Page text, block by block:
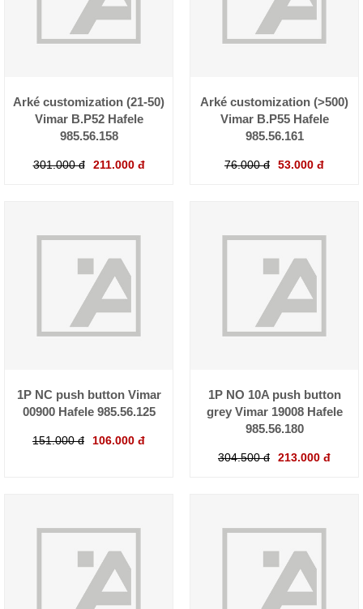
Arké customization (21-50)
Vimar B.P52 Hafele
985.56.158
301.000 đ 211.000 đ
Arké customization (>500)
Vimar B.P55 Hafele
985.56.161
76.000 đ 53.000 đ
1P NC push button Vimar
00900 Hafele 985.56.125
151.000 đ 106.000 đ
1P NO 10A push button
grey Vimar 19008 Hafele
985.56.180
304.500 đ 213.000 đ